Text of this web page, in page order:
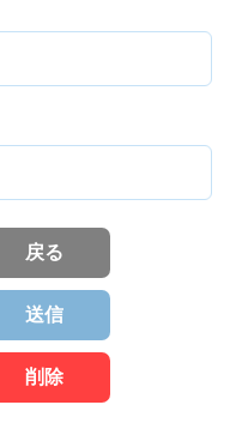
戻る
送信
削除